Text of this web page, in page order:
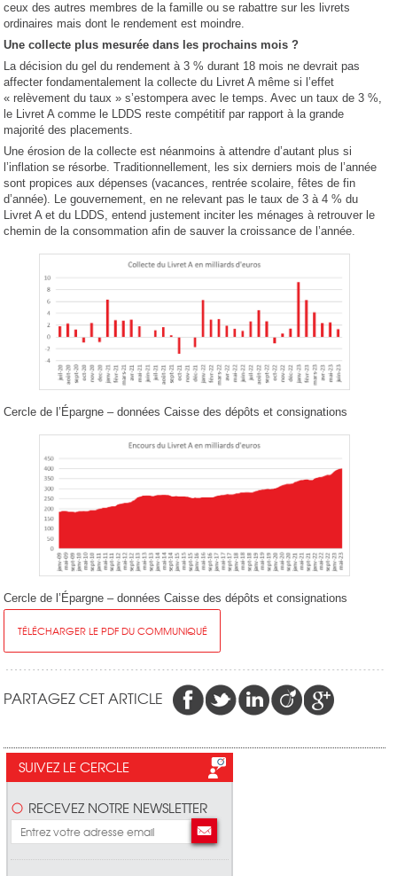
ceux des autres membres de la famille ou se rabattre sur les livrets
ordinaires mais dont le rendement est moindre.
Une collecte plus mesurée dans les prochains mois ?
La décision du gel du rendement à 3 % durant 18 mois ne devrait pas
affecter fondamentalement la collecte du Livret A même si l’effet
« relèvement du taux » s’estompera avec le temps. Avec un taux de 3 %,
le Livret A comme le LDDS reste compétitif par rapport à la grande
majorité des placements.
Une érosion de la collecte est néanmoins à attendre d’autant plus si
l’inflation se résorbe. Traditionnellement, les six derniers mois de l’année
sont propices aux dépenses (vacances, rentrée scolaire, fêtes de fin
d’année). Le gouvernement, en ne relevant pas le taux de 3 à 4 % du
Livret A et du LDDS, entend justement inciter les ménages à retrouver le
chemin de la consommation afin de sauver la croissance de l’année.
Cercle de l’Épargne – données Caisse des dépôts et consignations
Cercle de l’Épargne – données Caisse des dépôts et consignations
TÉLÉCHARGER LE PDF DU COMMUNIQUÉ
PARTAGEZ CET ARTICLE
SUIVEZ LE CERCLE
RECEVEZ NOTRE NEWSLETTER